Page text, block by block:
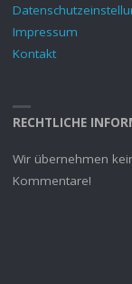
Impressum
Kontakt
RECHTLICHE
Wir übernehmen
Kommentare!